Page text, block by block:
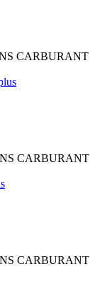
CARBURANT
CARBURANT
CARBURANT